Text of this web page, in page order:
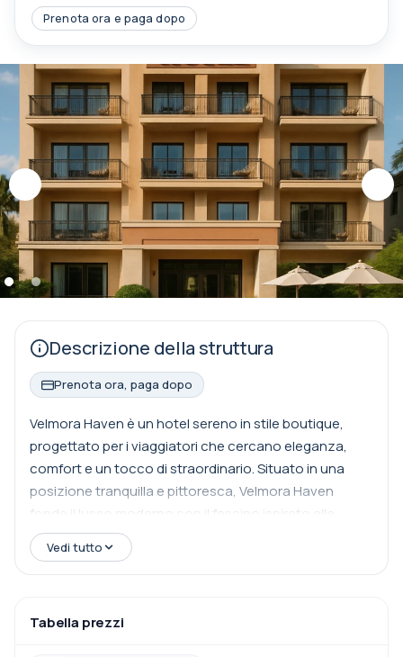
Descrizione della struttura
Prenota ora, paga dopo
Velmora Haven è un hotel sereno in stile boutique,
progettato per i viaggiatori che cercano eleganza,
comfort e un tocco di straordinario. Situato in una
posizione tranquilla e pittoresca, Velmora Haven
fonde il lusso moderno con il fascino ispirato alla
natura. Dalle sue suite spaziose e artisticamente
progettate ai suoi lussureggianti giardini cortile e al
per una fuga romantica, una vacanza incentrata sul
Vedi tutto
Tabella prezzi
Prenota ora e paga dopo